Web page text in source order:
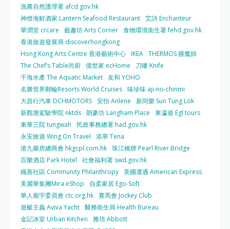
漁農自然護理署 afcd.gov.hk
神燈海鮮酒家 Lantern Seafood Restaurant 艾詩 Enchanteur
華潤堂 crcare
藝趣坊 Arts Corner 食物環境衛生署 fehd.gov.hk
香港旅遊發展局 discoverhongkong
Hong Kong Arts Centre 香港藝術中心 IKEA THERMOS 膳魔師
The Chef’s Table尚廚 億世家 ecHome
刀嘜 Knife
千海水產 The Aquatic Market 友和 YOHO
名勝世界郵輪Resorts World Cruises 味珍味 aji-no-chinmi
大昌行汽車 DCHMOTORS 安怡 Anlene
新同樂 Sun Tung Lok
新觀塘駕駛學院 nktds 朗豪坊 Langham Place
東瀛遊 Egl tours
東華三院 tungwah
民政事務總署 had.gov.hk
永安旅遊 Wing On Travel
添寧 Tena
港九藥房總商會 hkgcpl.com.hk 珠江橋牌 Pearl River Bridge
百樂酒店 Park Hotel
社會福利署 swd.gov.hk
織善社區 Community Philanthropy 美國運通 American Express
美麗華集團Mira eShop
自柔家居 Ego-Soft
華人廟宇委員會 ctc.org.hk 賽馬會 Jockey Club
遊艇主義 Aviva Yacht 醫務衛生局 Health Bureau
金記冰室 Urban Kitchen
雅培 Abbott